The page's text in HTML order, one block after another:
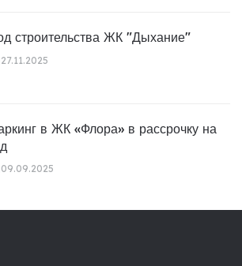
строительства ЖК "Дыхание"
27.11.2025
в ЖК «Флора» в рассрочку на
09.09.2025